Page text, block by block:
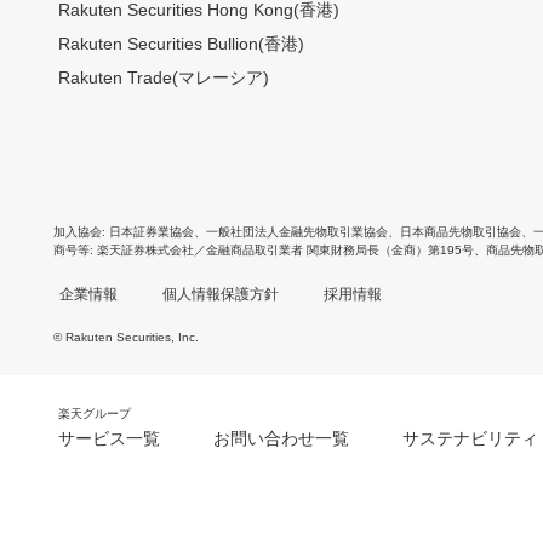
Rakuten Securities Hong Kong(香港)
Rakuten Securities Bullion(香港)
Rakuten Trade(マレーシア)
加入協会 日本証券業協会 一般社団法人金融先物取引業協会 日本商品先物取引協会
商号等 楽天証券株式会社／金融商品取引業者 関東財務局長（金商）第195号、商品先物
企業情報 個人情報保護方針 採用情報
© Rakuten Securities, Inc.
楽天グループ
サービス一覧 お問い合わせ一覧 サステナビリティ